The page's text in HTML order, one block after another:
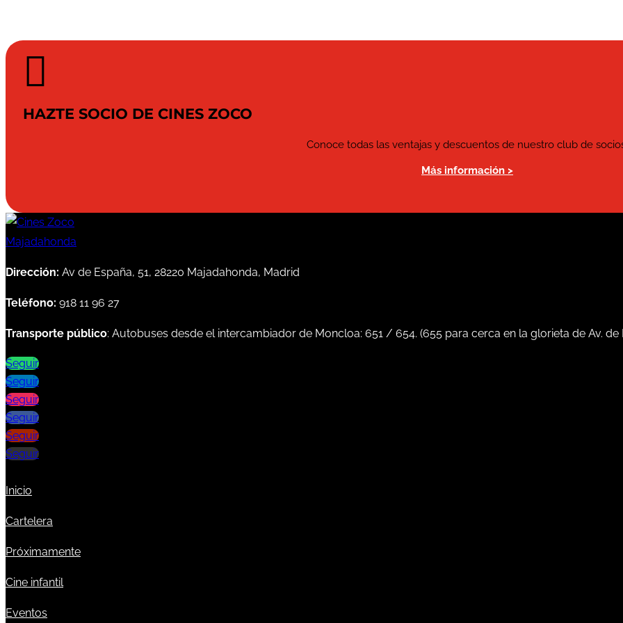

HAZTE SOCIO DE CINES ZOCO
Conoce todas las ventajas y descuentos de nuestro club de
Más información >
Dirección: Av de España, 51, 28220 Majadahonda, Madrid
Teléfono: 918 11 96 27
Transporte público: Autobuses desde el intercambiador de Moncloa: 651 / 654. (655 para cerca en la glorieta de Av. de
Seguir
Seguir
Seguir
Seguir
Seguir
Seguir
Inicio
Cartelera
Próximamente
Cine infantil
Eventos